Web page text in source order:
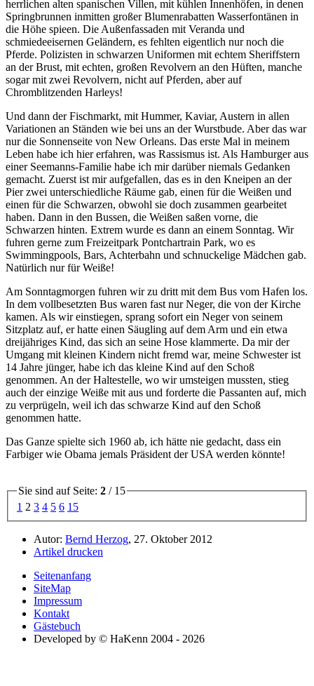
herrlichen alten spanischen Villen, mit kühlen Innenhöfen, in denen
Springbrunnen inmitten großer Blumenrabatten Wasserfontänen in
die Höhe spieen. Die Außenfassaden mit Veranda und
schmiedeeisernen Geländern, es fehlten eigentlich nur noch die
Pferde. Polizisten in schwarzen Uniformen mit echtem Sheriffstern
an der Brust, mit echten, großen Revolvern an den Hüften, manche
sogar mit zwei Revolvern, nicht auf Pferden, aber auf
Chromblitzenden Harleys!
Und dann der Fischmarkt, mit Hummer, Kaviar, Austern in allen
Variationen an Ständen wie bei uns an der Wurstbude. Aber das war
nur die Sonnenseite von New Orleans. Das erste Mal in meinem
Leben habe ich hier erfahren, was Rassismus ist. Als Hamburger aus
einer Seemanns-Familie habe ich mir darüber niemals Gedanken
gemacht. Zuerst ist mir aufgefallen, das es in den Kneipen an der
Pier zwei unterschiedliche Räume gab, einen für die Weißen und
einen für die Schwarzen, obwohl sie doch zusammen gearbeitet
haben. Dann in den Bussen, die Weißen saßen vorne, die
Schwarzen hinten. Extrem wurde es dann an einem Sonntag. Wir
fuhren gerne zum Freizeitpark Pontchartrain Park, wo es
Swimmingpools, Bars, Achterbahn und schnuckelige Mädchen gab.
Natürlich nur für Weiße!
Am Sonntagmorgen fuhren wir zu dritt mit dem Bus vom Hafen los.
In dem vollbesetzten Bus waren fast nur Neger, die von der Kirche
kamen. Als wir einstiegen, sprang sofort ein Neger von seinem
Sitzplatz auf, er hatte einen Säugling auf dem Arm und ein etwa
dreijähriges Kind, das sich an seine Hose klammerte. Da mir der
Umgang mit kleinen Kindern nicht fremd war, meine Schwester ist
14 Jahre jünger, habe ich das kleine Kind auf den Schoß
genommen. An der Haltestelle, wo wir umsteigen mussten, stieg
auch der einzige Weiße mit aus und forderte die Passanten auf, mich
zu verprügeln, weil ich das schwarze Kind auf den Schoß
genommen hatte.
Das Ganze spielte sich 1960 ab, ich hätte nie gedacht, dass ein
Farbiger wie Obama jemals Präsident der USA werden könnte!
Sie sind auf Seite: 2 / 15
1 2 3 4 5 6 15
Autor: Bernd Herzog, 27. Oktober 2012
Artikel drucken
Seitenanfang
SiteMap
Impressum
Kontakt
Gästebuch
Developed by © HaKenn 2004 - 2026